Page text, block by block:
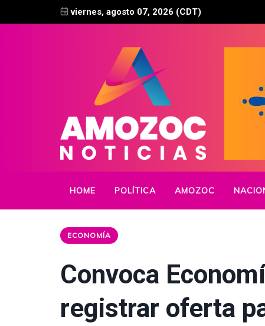
viernes, agosto 07, 2026 (CDT)
HOME POLÍTICA AMOZOC
ECONOMÍA
Convoca
registrar oferta